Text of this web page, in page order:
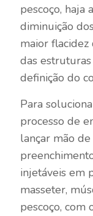
pescoço, haja
diminuição
maior
das
definição do
Para
processo de
lançar mão
injetáveis em
masseter,
pescoço, com